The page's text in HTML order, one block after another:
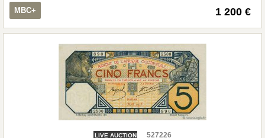
MBC+ 1 200 €
LIVE AUCTION
527226